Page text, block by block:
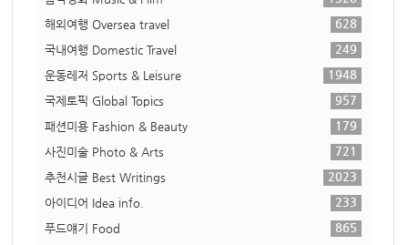
해외여행 Oversea travel
628
국내여행 Domestic Travel
249
운동레저 Sports & Leisure
1948
국제토픽 Global Topics
957
패션미용 Fashion & Beauty
179
사진미술 Photo & Arts
721
추천시글 Best Writings
2023
아이디어 Idea info.
233
푸드얘기 Food
865